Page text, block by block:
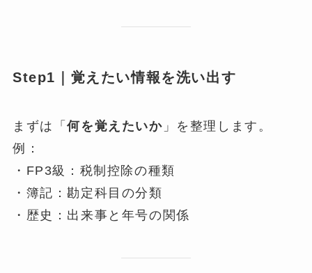
Step1｜覚えたい情報を洗い出す
まずは「何を覚えたいか 」を整理します。
例：
・FP3級：税制控除の種類
・簿記：勘定科目の分類
・歴史：出来事と年号の関係